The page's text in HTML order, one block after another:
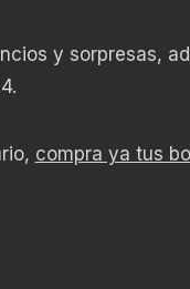
y sorpresas,
compra ya tus